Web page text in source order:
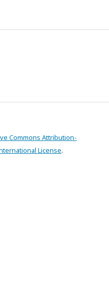
Commons Attribution-
License.